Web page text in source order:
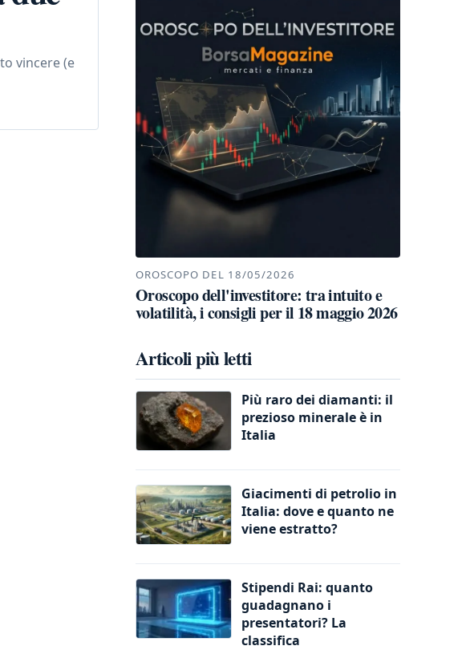
vincere (e
OROSCOPO DEL 18/05/2026
Oroscopo dell'investitore: tra intuito e
volatilità, i consigli per il 18 maggio 2026
Articoli più letti
Più raro dei diamanti: il
prezioso minerale è in
Italia
Giacimenti di petrolio in
Italia: dove e quanto ne
viene estratto?
Stipendi Rai: quanto
guadagnano i
presentatori? La
classifica